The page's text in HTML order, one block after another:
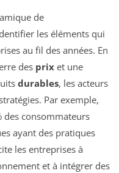
de
les éléments qui
au fil des années. En
des prix et une
durables, les acteurs
Par exemple,
des consommateurs
ayant des pratiques
les entreprises à
et à intégrer des